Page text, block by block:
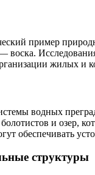
пример
воска.
жилых и
водных
и озер,
обеспечивать
структуры